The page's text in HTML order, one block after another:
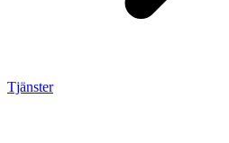
Tjänster